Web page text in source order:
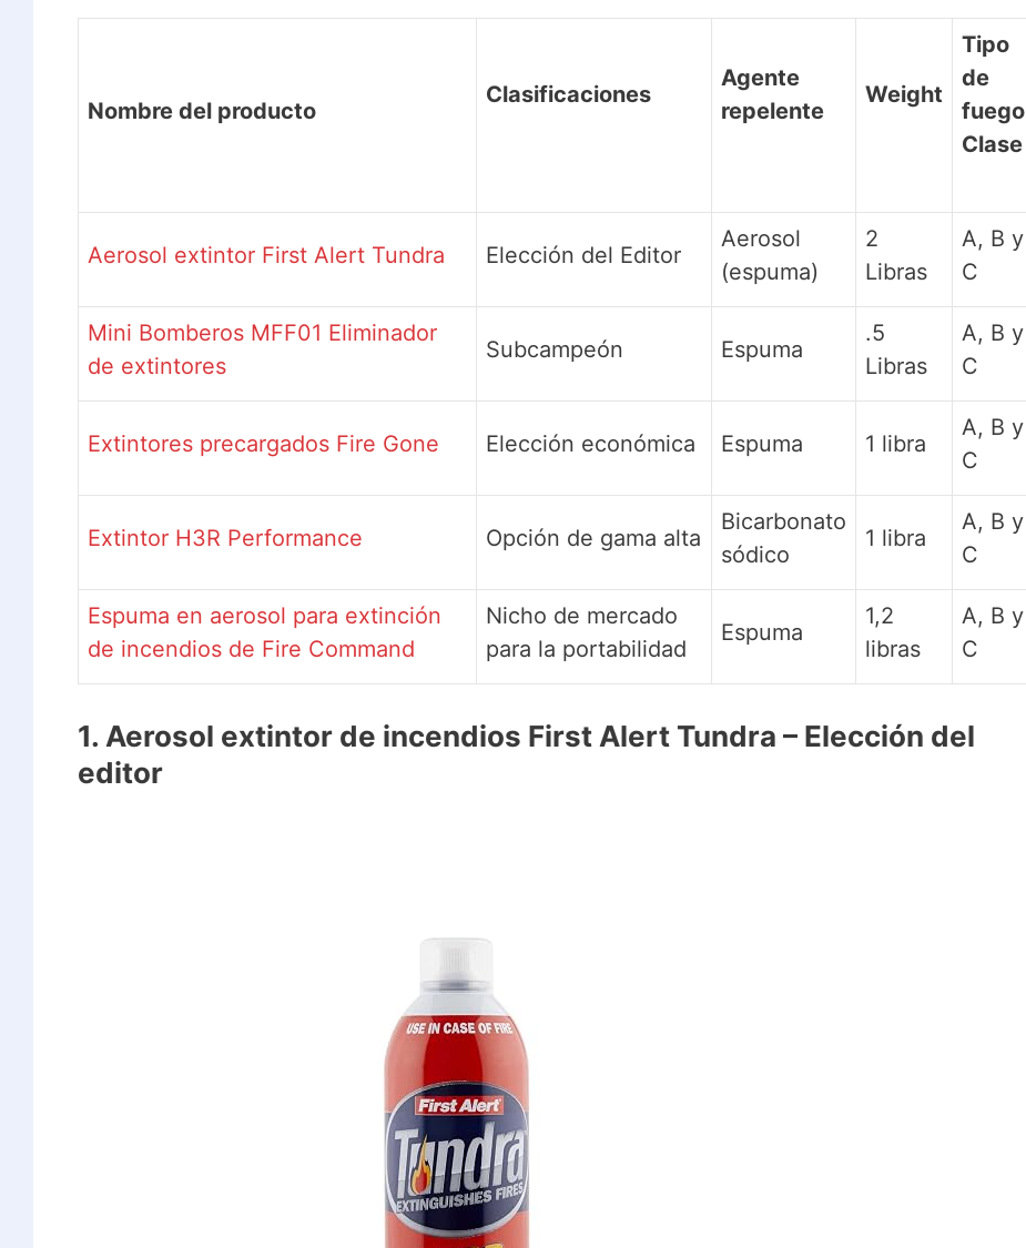
Nombre del producto
Clasificaciones
Agente
repelente
Weight
Tipo
de
fuego
Clase
Aerosol extintor First Alert Tundra Elección del Editor
Aerosol
(espuma)
2
Libras
A, B y
C
Mini Bomberos MFF01 Eliminador
de extintores
Subcampeón Espuma
.5
Libras
A, B y
C
Extintores precargados Fire Gone Elección económica Espuma 1 libra
A, B y
C
Extintor H3R Performance Opción de gama alta
Bicarbonato
sódico
1 libra
A, B y
C
Espuma en aerosol para extinción
de incendios de Fire Command
Nicho de mercado
para la portabilidad
Espuma
1,2
libras
A, B y
C
1. Aerosol extintor de incendios First Alert Tundra – Elección del
editor